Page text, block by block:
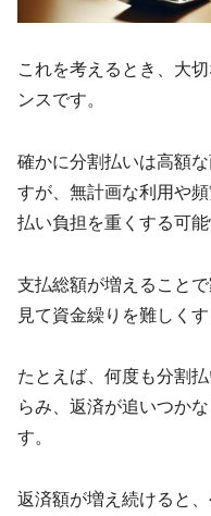
これを考えるとき、大
ンスです。
確かに分割払いは高額
すが、無計画な利用や
払い負担を重くする可能
支払総額が増えること
見て資金繰りを難しく
たとえば、何度も分割
らみ、返済が追いつか
す。
返済額が増え続けると